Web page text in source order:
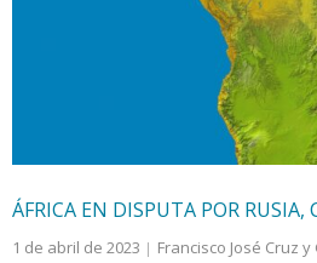
ÁFRICA EN DISPUTA POR RUSIA,
1 de abril de 2023 Francisco José Cruz